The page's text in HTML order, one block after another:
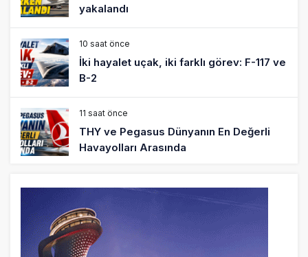
yakalandı
10 saat önce
İki hayalet uçak, iki farklı görev: F-117 ve
B-2
11 saat önce
THY ve Pegasus Dünyanın En Değerli
Havayolları Arasında
Fly Baghdad ABD yaptırım listesinden
çıkarıldı
13 saat önce